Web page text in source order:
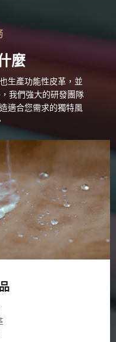
麼
生產功能性皮革，並
我們強大的研發團隊
適合您需求的獨特風